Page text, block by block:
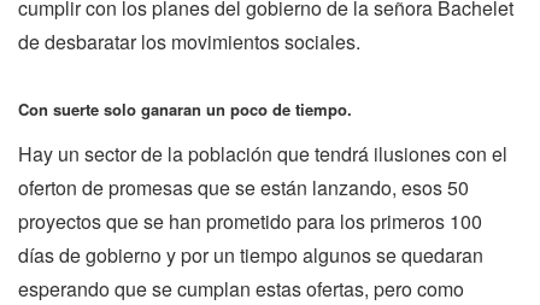
cumplir con los planes del gobierno de la señora Bachelet
de desbaratar los movimientos sociales.
Con suerte solo ganaran un poco de tiempo.
Hay un sector de la población que tendrá ilusiones con el
oferton de promesas que se están lanzando, esos 50
proyectos que se han prometido para los primeros 100
días de gobierno y por un tiempo algunos se quedaran
esperando que se cumplan estas ofertas, pero como